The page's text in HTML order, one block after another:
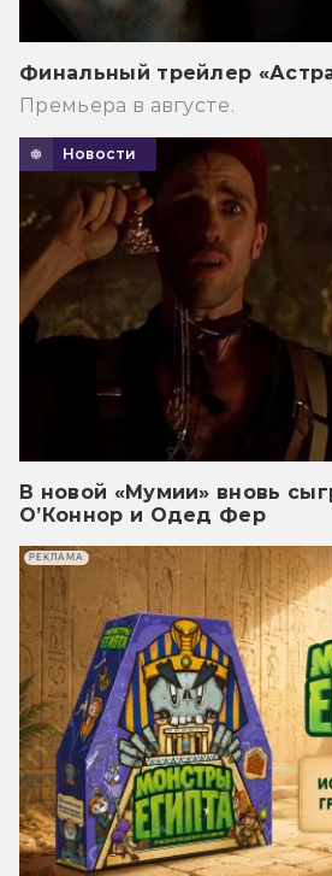
Финальный трейлер
Премьера в августе.
Новости
В новой «Мумии» вновь
О’Коннор и Одед Фер
РЕКЛАМА